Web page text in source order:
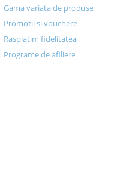
Gama variata de produse
Promotii si vouchere
Rasplatim fidelitatea
Programe de afiliere